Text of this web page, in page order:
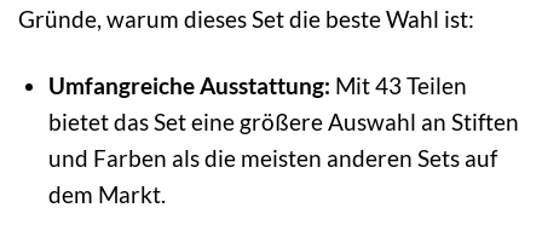
Gründe, warum dieses Set die beste Wahl ist:
Umfangreiche Ausstattung: Mit 43 Teilen
bietet das Set eine größere Auswahl an Stiften
und Farben als die meisten anderen Sets auf
dem Markt.